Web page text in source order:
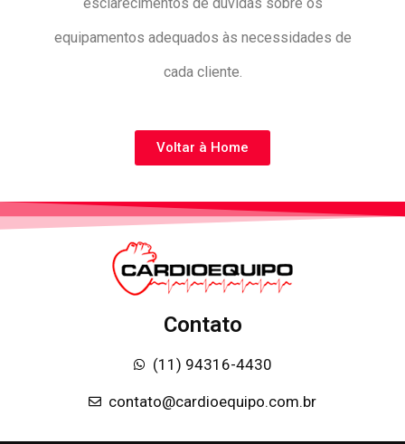
equipamentos adequados às necessidades de
cada cliente.
Voltar à Home
Contato
(11) 94316-4430
contato@cardioequipo.com.br